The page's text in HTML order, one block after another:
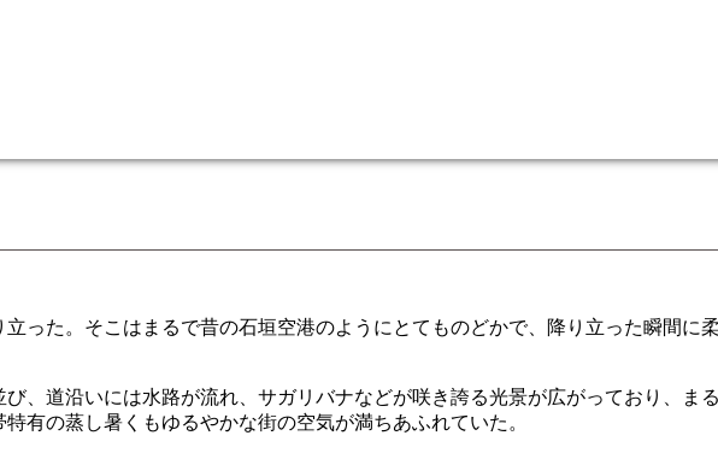
った。そこはまるで昔の石垣空港のようにとてものどかで、降り立った瞬間に
、道沿いには水路が流れ、サガリバナなどが咲き誇る光景が広がっており、ま
有の蒸し暑くもゆるやかな街の空気が満ちあふれていた。